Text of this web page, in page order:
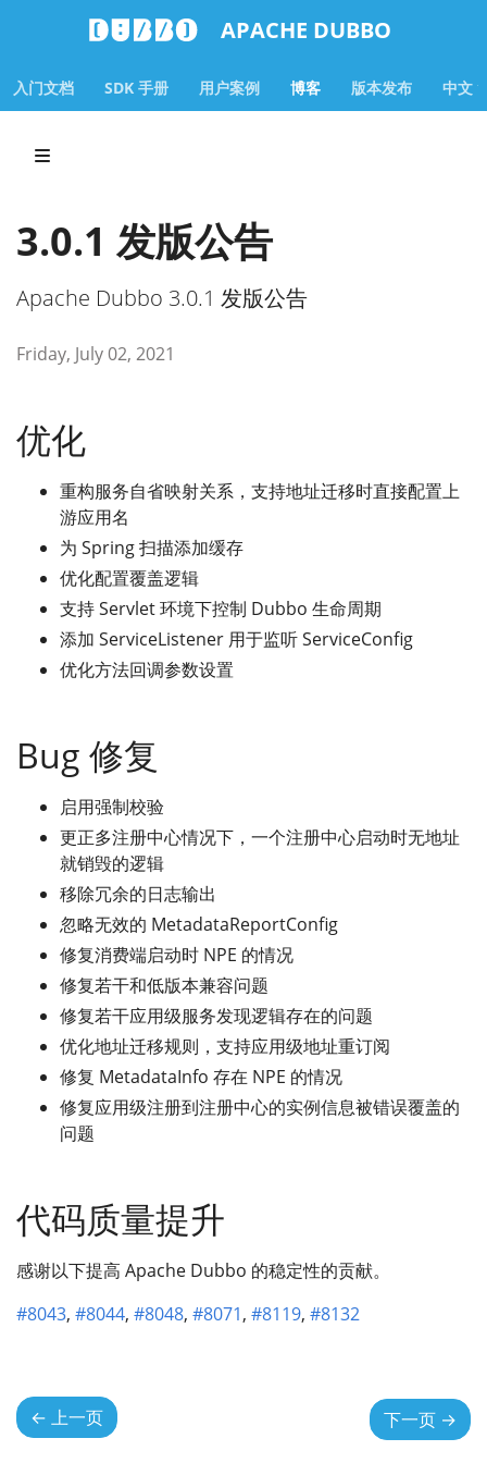
APACHE DUBBO
入门文档 SDK 手册 用户案例 博客 版本发布 中文
3.0.1 发版公告
Apache Dubbo 3.0.1 发版公告
Friday, July 02, 2021
优化
重构服务自省映射关系，支持地址迁移时直接配置上
游应用名
为 Spring 扫描添加缓存
优化配置覆盖逻辑
支持 Servlet 环境下控制 Dubbo 生命周期
添加 ServiceListener 用于监听 ServiceConfig
优化方法回调参数设置
Bug 修复
启用强制校验
更正多注册中心情况下，一个注册中心启动时无地址
就销毁的逻辑
移除冗余的日志输出
忽略无效的 MetadataReportConfig
修复消费端启动时 NPE 的情况
修复若干和低版本兼容问题
修复若干应用级服务发现逻辑存在的问题
优化地址迁移规则，支持应用级地址重订阅
修复 MetadataInfo 存在 NPE 的情况
修复应用级注册到注册中心的实例信息被错误覆盖的
问题
代码质量提升
感谢以下提高 Apache Dubbo 的稳定性的贡献。
#8043, #8044, #8048, #8071, #8119, #8132
← 上一页 下一页 →